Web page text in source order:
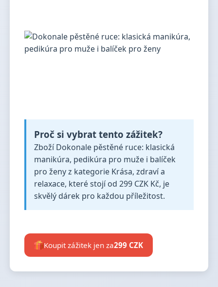
Proč si vybrat tento zážitek?
Zboží Dokonale pěstěné ruce: klasická
manikúra, pedikúra pro muže i balíček
pro ženy z kategorie Krása, zdraví a
relaxace, které stojí od 299 CZK Kč, je
skvělý dárek pro každou příležitost.
Koupit zážitek jen za299 CZK